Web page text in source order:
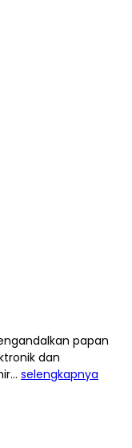
papan
dan
selengkapnya